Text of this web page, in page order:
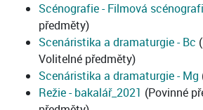
Scénografie - Filmová
předměty)
Scenáristika a dramaturgie - Bc
Volitelné předměty)
Scenáristika a dramaturgie - Mg
Režie - bakalář_2021 (Povinné